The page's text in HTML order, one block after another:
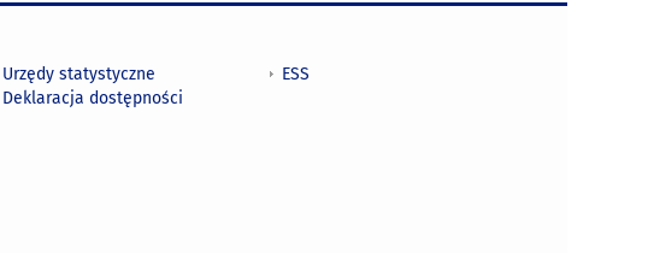
Urzędy statystyczne
Deklaracja dostępności
ESS